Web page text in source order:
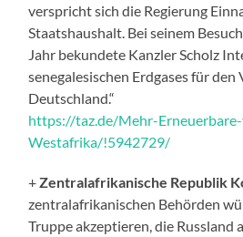
verspricht sich die Regierung
Staatshaushalt. Bei seinem
Jahr bekundete Kanzler Scholz
senegalesischen Erdgases für den
Deutschland.“
https://taz.de/Mehr-
Westafrika/!5942729/
+Zentralafrikanische Republik
zentralafrikanischen Behörden
Truppe akzeptieren, die Russland